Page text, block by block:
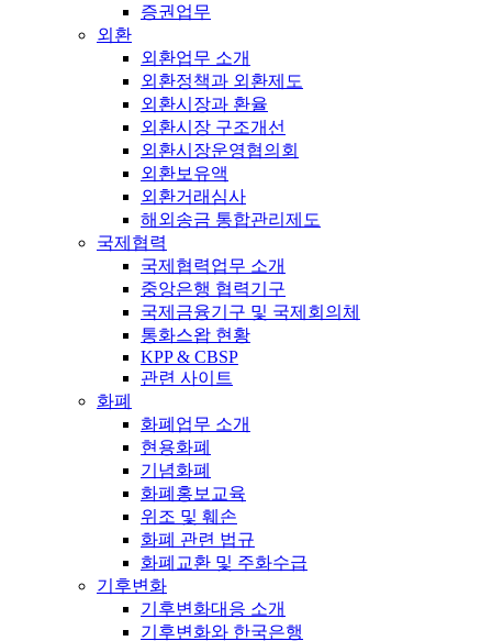
증권업무
외환
외환업무 소개
외환정책과 외환제도
외환시장과 환율
외환시장 구조개선
외환시장운영협의회
외환보유액
외환거래심사
해외송금 통합관리제도
국제협력
국제협력업무 소개
중앙은행 협력기구
국제금융기구 및 국제회의체
통화스왑 현황
KPP & CBSP
관련 사이트
화폐
화폐업무 소개
현용화폐
기념화폐
화폐홍보교육
위조 및 훼손
화폐 관련 법규
화폐교환 및 주화수급
기후변화
기후변화대응 소개
기후변화와 한국은행